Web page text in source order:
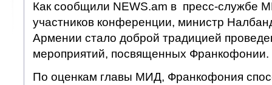
Как сообщили NEWS.am в пресс-службе
участников конференции, министр
Армении стало доброй традицией
мероприятий, посвященных Франкофонии.
По оценкам главы МИД, Франкофония